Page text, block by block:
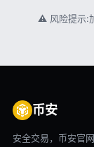
⚠ 风险提示:
币安
安全交易，币安官